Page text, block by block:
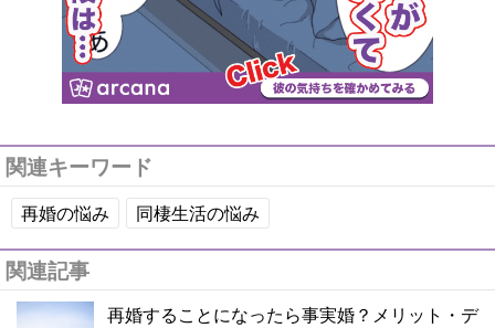
関連キーワード
再婚の悩み 同棲生活の悩み
関連記事
再婚することになったら事実婚？メリット・デ